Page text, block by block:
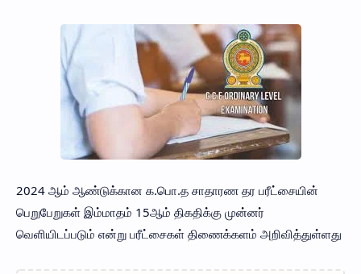
2024 ஆம் ஆண்டுக்கான க.பொ.த சாதாரண தர பரீட்சையின்
பெறுபேறுகள் இம்மாதம் 15ஆம் திகதிக்கு முன்னர்
வெளியிடப்படும் என்று பரீட்சைகள் திணைக்களம் அறிவித்துள்ளது